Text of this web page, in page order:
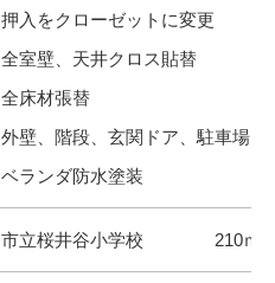
押入をクローゼットに変更
全室壁、天井クロス貼替
全床材張替
外壁、階段、玄関ドア、駐車場、
ベランダ防水塗装
市立桜井谷小学校 210ｍ